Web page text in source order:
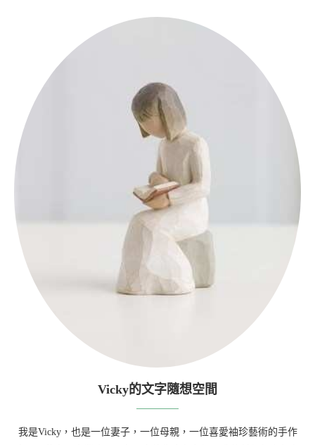
Vicky的文字隨想空間
我是Vicky，也是一位妻子，一位母親，一位喜愛袖珍藝術的手作